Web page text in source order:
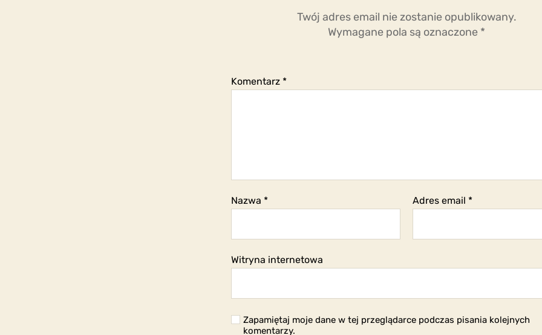
Twój adres email nie zostanie opublikowany.
Wymagane pola są oznaczone *
Komentarz *
Nazwa * Adres email *
Witryna internetowa
Zapamiętaj moje dane w tej przeglądarce podczas pisania kolejnych
komentarzy.